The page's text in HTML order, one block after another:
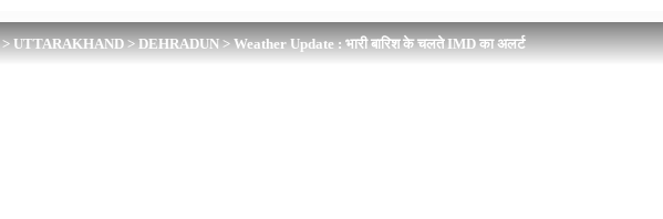
>UTTARAKHAND>DEHRADUN>Weather Update : भारी बारिश के चलते IMD का अलर्ट